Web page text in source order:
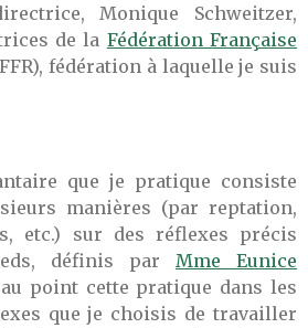
Monique Schweitzer,
de la Fédération Française
fédération à laquelle je suis
que je pratique consiste
manières (par reptation,
etc.) sur des réflexes précis
définis par Mme Eunice
point cette pratique dans les
que je choisis de travailler